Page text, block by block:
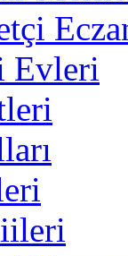
Evleri